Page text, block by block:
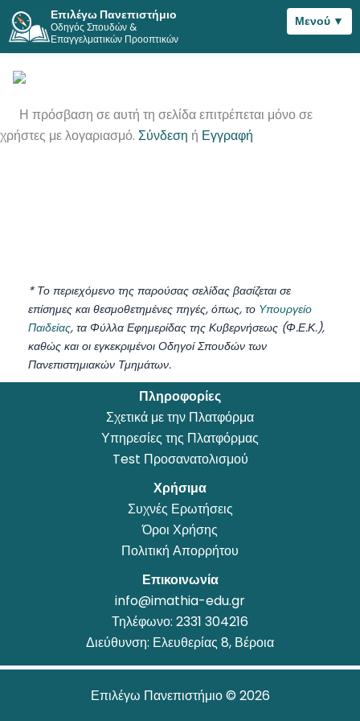
Μετάβαση
στο
περιεχόμενο
Η πρόσβαση σε αυτή τη σελίδα επιτρέπεται μόνο σε
χρήστες με λογαριασμό. Σύνδεση ή Εγγραφή
* Το περιεχόμενο της παρούσας σελίδας βασίζεται σε
επίσημες και θεσμοθετημένες πηγές, όπως, το Υπουργείο
Παιδείας, τα Φύλλα Εφημερίδας της Κυβερνήσεως (Φ.Ε.Κ.),
καθώς και οι εγκεκριμένοι Οδηγοί Σπουδών των
Πανεπιστημιακών Τμημάτων.
Πληροφορίες
Σχετικά με την Πλατφόρμα
Υπηρεσίες της Πλατφόρμας
Test Προσανατολισμού
Χρήσιμα
Συχνές Ερωτήσεις
Όροι Χρήσης
Πολιτική Απορρήτου
Επικοινωνία
info@imathia-edu.gr
Τηλέφωνο: 2331 304216
Διεύθυνση: Ελευθερίας 8, Βέροια
Επιλέγω Πανεπιστήμιο © 2026
Επιλέγω Πανεπιστήμιο
Οδηγός Σπουδών &
Επαγγελματικών Προοπτικών
Μενού ▼